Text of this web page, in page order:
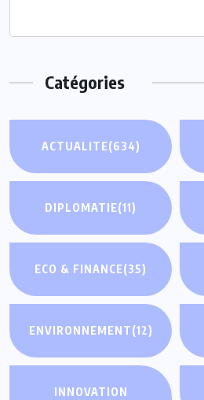
Catégories
ACTUALITE(634)
DIPLOMATIE(11)
ECO & FINANCE(35)
ENVIRONNEMENT(12)
INNOVATION